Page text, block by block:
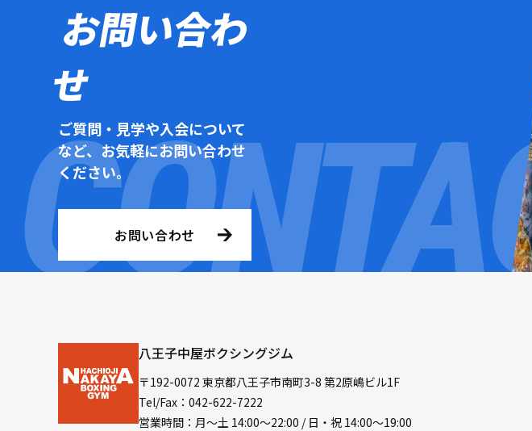
お問い合わ
せ
ご質問・見学や入会について
など、お気軽にお問い合わせ
ください。
お問い合わせ
八王子中屋ボクシングジム
〒192-0072 東京都八王子市南町3-8 第2原嶋ビル1F
Tel/Fax：042-622-7222
営業時間：月〜土 14:00〜22:00 / 日・祝 14:00〜19:00